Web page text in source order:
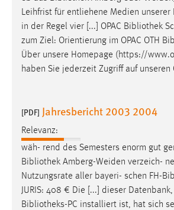
Leihfrist für entliehene Medien unserer
in der Regel vier [...] OPAC Bibliothek
zum Ziel: Orientierung im OPAC OTH
Über unsere Homepage (https://
haben Sie jederzeit Zugriff auf unseren
[PDF] Jahresbericht 2003 2004
Relevanz:
wäh- rend des Semesters enorm gut
Bibliothek Amberg-Weiden verzeich-
Nutzungsrate aller bayeri- schen FH-
JURIS: 408 € Die [...] dieser
Bibliotheks-PC installiert ist, hat sich